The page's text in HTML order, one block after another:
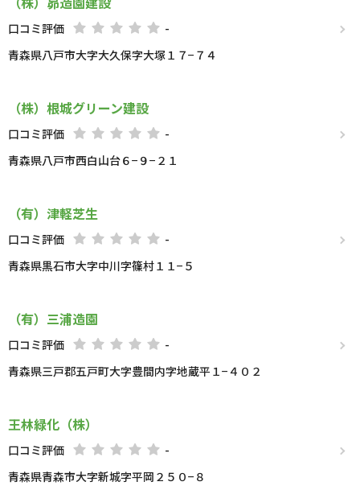
口コミ評価
-
青森県八戸市大字大久保字大塚１７−７４
（株）根城グリーン建設
口コミ評価
-
青森県八戸市西白山台６−９−２１
（有）津軽芝生
口コミ評価
-
青森県黒石市大字中川字篠村１１−５
（有）三浦造園
口コミ評価
-
青森県三戸郡五戸町大字豊間内字地蔵平１−４０２
王林緑化（株）
口コミ評価
-
青森県青森市大字新城字平岡２５０−８